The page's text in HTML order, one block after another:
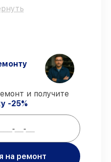
– проходят
– ремонт
без бесконечных
– на все
тепловизоров FLIR
и получите
-25%
на ремонт